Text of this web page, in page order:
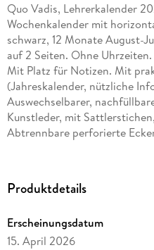
Quo Vadis, Lehrerkalender
Wochenkalender mit
schwarz, 12 Monate August-
auf 2 Seiten. Ohne
Mit Platz für Notizen. Mit
(Jahreskalender, nützliche
Auswechselbarer,
Kunstleder, mit
Abtrennbare perforierte
Kontakte.
Produktdetails
Erscheinungsdatum
15. April 2026